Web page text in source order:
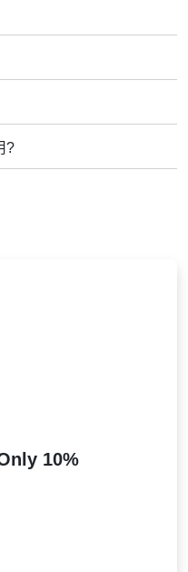
期內的平均價格，但
不同。
內的每一天都給予同
Leisure Ltd
階段發現一致的支撐
近期資料，但更加連
的資料不會被完全捨
權重會越來越小。這
Leisure Ltd的
靠 EMA 來更快地發
的價格走勢, 從而增加
標實際上考慮了特定
一步的市場預測.
略中, 不能與技術指標
另一些指標對於許多交
重點介紹了5種最受歡
指標以提高預測準確
?
10%